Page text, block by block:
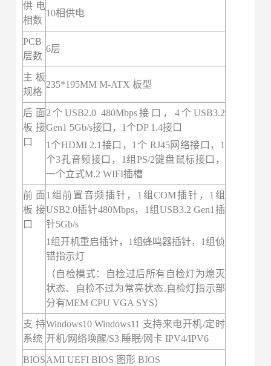
供电
相数
10相供电
PCB
层数
6层
主板
规格
235*195MM M-ATX 板型
后面
板接
口
2个USB2.0 480Mbps接口，4个USB3.2
Gen1 5Gb/s接口，1个DP 1.4接口
1个HDMI 2.1接口，1个 RJ45网络接口，1
个3孔音频接口，1组PS/2键盘鼠标接口，
一个立式M.2 WIFI插槽
前面
板接
口
1组前置音频插针，1组COM插针，1组
USB2.0插针480Mbps，1组USB3.2 Gen1插
针5Gb/s
1组开机重启插针，1组蜂鸣器插针，1组侦
错指示灯
（自检模式：自检过后所有自检灯为熄灭
状态、自检不过为常亮状态.自检灯指示部
分有MEM CPU VGA SYS）
支持
系统
Windows10 Windows11 支持来电开机/定时
开机/网络唤醒/S3 睡眠/网卡 IPV4/IPV6
BIOSAMI UEFI BIOS 图形 BIOS